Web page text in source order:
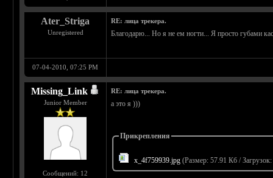
Ater_Striga
Unregistered
RE: лица трекера.
Благодарю... Но я не ем ногти... Я просто губами
07-04-2010, 07:25 PM
Missing_Link
Junior Member
Сообщений: 12
RE: лица трекера.
а это я )))
Прикрепления
x_4f759939.jpg (Размер: 57.91 Кб /